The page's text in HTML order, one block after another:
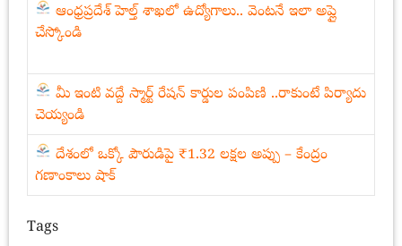
ఆంధ్రప్రదేశ్ హెల్త్ శాఖలో ఉద్యోగాలు.. వెంటనే ఇలా అప్లై
చేస్కోండి
మీ ఇంటి వద్దే స్మార్ట్ రేషన్ కార్డుల పంపిణి ..రాకుంటే పిర్యాదు
చెయ్యండి
దేశంలో ఒక్కో పౌరుడిపై ₹1.32 లక్షల అప్పు – కేంద్రం
గణాంకాలు షాక్
Tags